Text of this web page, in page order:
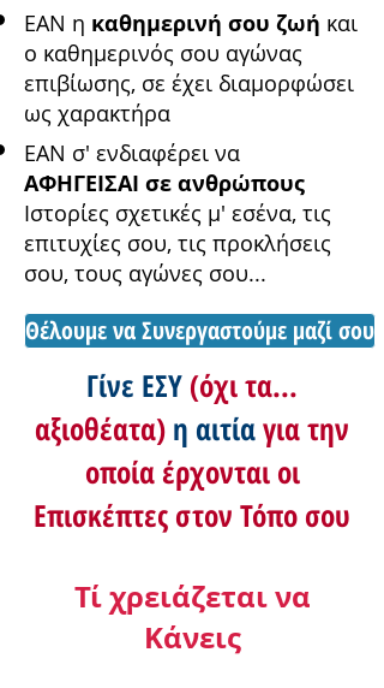
ΕΑΝ η καθημερινή σου ζωή και
ο καθημερινός σου αγώνας
επιβίωσης, σε έχει διαμορφώσει
ως χαρακτήρα
ΕΑΝ σ' ενδιαφέρει να
ΑΦΗΓΕΙΣΑΙ σε ανθρώπους
Ιστορίες σχετικές μ' εσένα, τις
επιτυχίες σου, τις προκλήσεις
σου, τους αγώνες σου...
Θέλουμε να Συνεργαστούμε μαζί σου
Γίνε ΕΣΥ (όχι τα...
αξιοθέατα) η αιτίαγια την
οποία έρχονται οι
Επισκέπτες στον Τόπο σου
Τί χρειάζεται να
Κάνεις